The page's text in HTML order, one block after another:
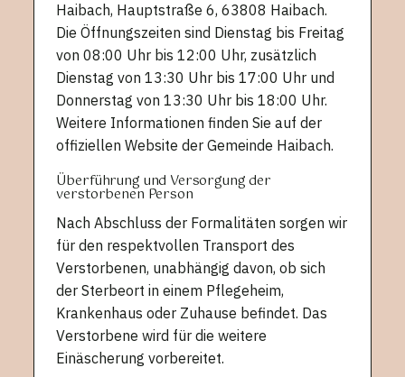
Haibach, Hauptstraße 6, 63808 Haibach.
Die Öffnungszeiten sind Dienstag bis Freitag
von 08:00 Uhr bis 12:00 Uhr, zusätzlich
Dienstag von 13:30 Uhr bis 17:00 Uhr und
Donnerstag von 13:30 Uhr bis 18:00 Uhr.
Weitere Informationen finden Sie auf der
offiziellen Website der Gemeinde Haibach.
Überführung und Versorgung der
verstorbenen Person
Nach Abschluss der Formalitäten sorgen wir
für den respektvollen Transport des
Verstorbenen, unabhängig davon, ob sich
der Sterbeort in einem Pflegeheim,
Krankenhaus oder Zuhause befindet. Das
Verstorbene wird für die weitere
Einäscherung vorbereitet.